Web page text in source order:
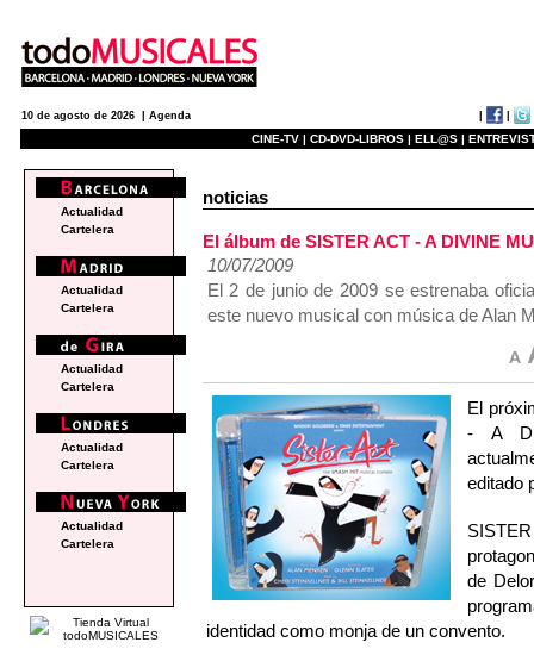
10 de agosto de 2026 | Agenda
CINE-TV | CD-DVD-LIBROS | ELL@S |
noticias
El álbum de SISTER ACT - A DIVINE
10/07/2009
El 2 de junio de 2009 se estrenaba
este nuevo musical con música de Alan
El
- A
editado
de
identidad como monja de un convento.
Actualidad
Cartelera
Actualidad
Cartelera
Actualidad
Cartelera
Actualidad
Cartelera
Actualidad
Cartelera